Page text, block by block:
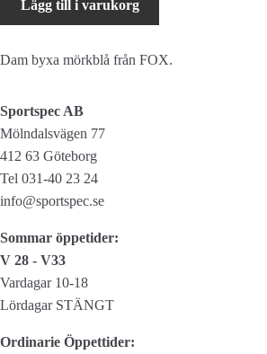
Switchback
mängd
Lägg till i varukorg
Dam byxa mörkblå från FOX.
Sportspec AB
Mölndalsvägen 77
412 63 Göteborg
Tel 031-40 23 24
info@sportspec.se
Sommar öppetider:
V 28 - V33
Vardagar 10-18
Lördagar STÄNGT
Ordinarie Öppettider: